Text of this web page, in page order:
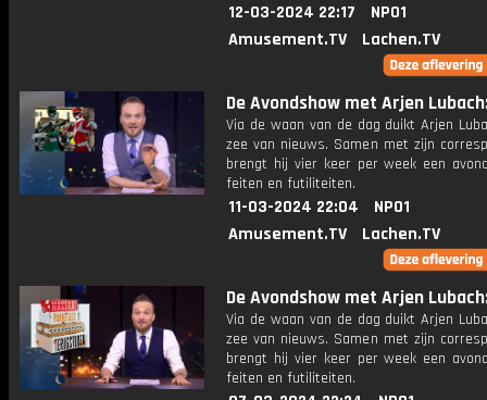
12-03-2024 22:17
NPO1
Amusement.TV
Lachen.TV
De Avondshow met Arjen
Via de waan van de dag duikt Arjen
zee van nieuws. Samen met zijn
brengt hij vier keer per week een
feiten en futiliteiten.
11-03-2024 22:04
NPO1
Amusement.TV
Lachen.TV
De Avondshow met Arjen
Via de waan van de dag duikt Arjen
zee van nieuws. Samen met zijn
brengt hij vier keer per week een
feiten en futiliteiten.